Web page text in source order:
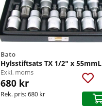
Bato
Hylsstiftsats TX 1/2" x 55mmL
Exkl. moms
680 kr
Rek. pris:680 kr